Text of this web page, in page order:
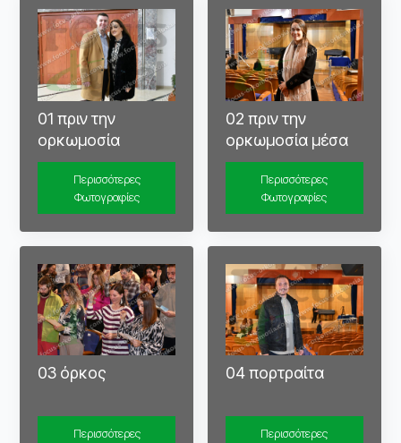
01 πριν την
ορκωμοσία
Περισσότερες
Φωτογραφίες
02 πριν την
ορκωμοσία μέσα
Περισσότερες
Φωτογραφίες
03 όρκος
Περισσότερες
04 πορτραίτα
Περισσότερες